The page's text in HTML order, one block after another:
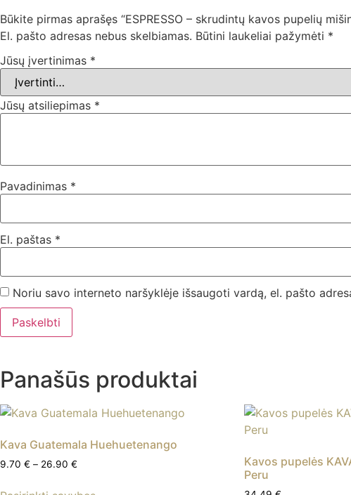
Būkite pirmas aprašęs “ESPRESSO – skrudintų kavos pupelių
El. pašto adresas nebus skelbiamas. Būtini laukeliai pažymėti *
Jūsų įvertinimas *
Jūsų atsiliepimas *
Pavadinimas *
El. paštas *
Noriu savo interneto naršyklėje išsaugoti vardą, el. pašto
Panašūs produktai
Kava Guatemala Huehuetenango
9.70 € – 26.90 €
9.70 €
Kavos pupelės
Peru